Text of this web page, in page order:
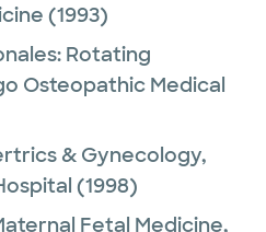
(1993)
Rotating
Osteopathic Medical
& Gynecology,
(1998)
Fetal Medicine,